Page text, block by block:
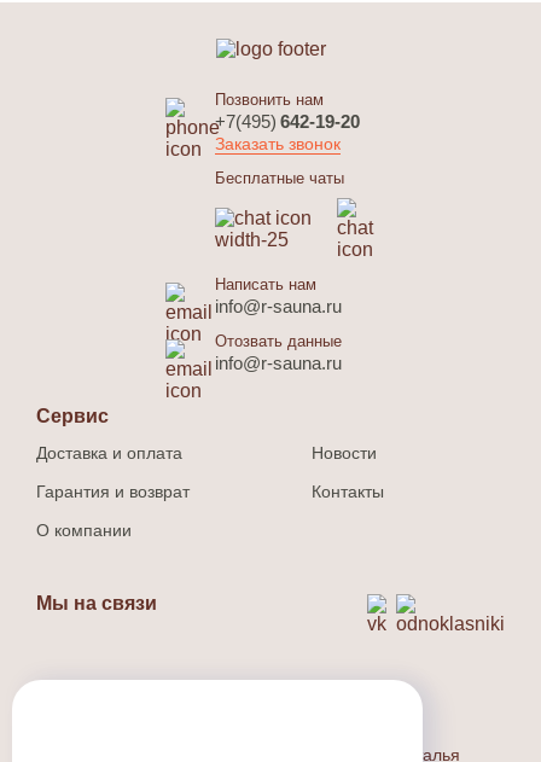
Позвонить нам
+7(495) 642-19-20
Заказать звонок
Бесплатные чаты
Написать нам
info@r-sauna.ru
Отозвать данные
info@r-sauna.ru
Сервис
Доставка и оплата
Гарантия и возврат
О компании
Новости
Контакты
Мы на связи
Индивидуальный предприниматель Людина Наталья